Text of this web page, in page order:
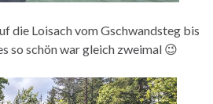
die Loisach vom Gschwandsteg bis
so schön war gleich zweimal 😉